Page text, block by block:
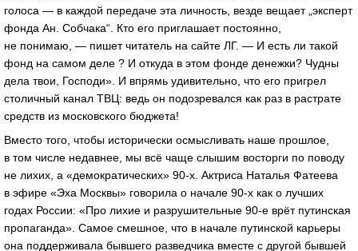
голоса — в каждой передаче эта личность, везде вещает „эксперт
фонда Ан. Собчака“. Кто его приглашает постоянно,
не понимаю, — пишет читатель на сайте ЛГ. — И есть ли такой
фонд на самом деле ? И откуда в этом фонде денежки? Чудны
дела твои, Господи». И впрямь удивительно, что его пригрел
столичный канал ТВЦ: ведь он подозревался как раз в растрате
средств из московского бюджета!
Вместо того, чтобы исторически осмысливать наше прошлое,
в том числе недавнее, мы всё чаще слышим восторги по поводу
не лихих, а «демократических» 90-х. Актриса Наталья Фатеева
в эфире «Эха Москвы» говорила о начале 90-х как о лучших
годах России: «Про лихие и разрушительные 90-е врёт путинская
пропаганда». Самое смешное, что в начале путинской карьеры
она поддерживала бывшего разведчика вместе с другой бывшей